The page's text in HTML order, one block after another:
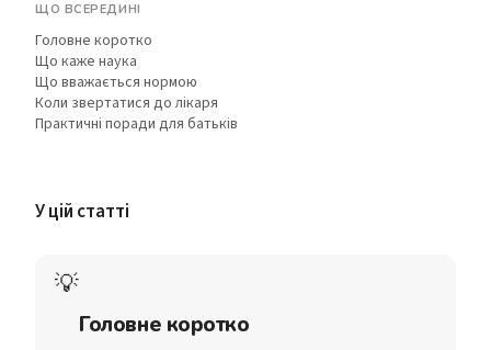
ЩО ВСЕРЕДИНІ
Головне коротко
Що каже наука
Що вважається нормою
Коли звертатися до лікаря
Практичні поради для батьків
У цій статті
💡
Головне коротко